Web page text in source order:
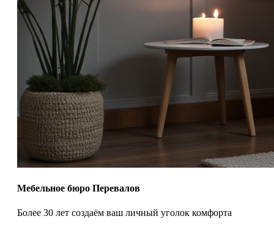
Мебельное бюро Перевалов
Более 30 лет создаём ваш личный уголок комфорта